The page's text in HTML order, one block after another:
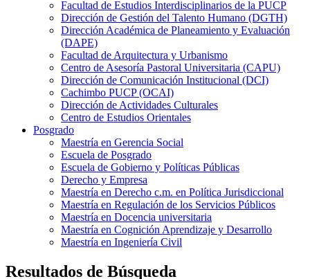
Facultad de Estudios Interdisciplinarios de la PUCP
Dirección de Gestión del Talento Humano (DGTH)
Dirección Académica de Planeamiento y Evaluación
(DAPE)
Facultad de Arquitectura y Urbanismo
Centro de Asesoría Pastoral Universitaria (CAPU)
Dirección de Comunicación Institucional (DCI)
Cachimbo PUCP (OCAI)
Dirección de Actividades Culturales
Centro de Estudios Orientales
Posgrado
Maestría en Gerencia Social
Escuela de Posgrado
Escuela de Gobierno y Políticas Públicas
Derecho y Empresa
Maestría en Derecho c.m. en Política Jurisdiccional
Maestría en Regulación de los Servicios Públicos
Maestría en Docencia universitaria
Maestría en Cognición Aprendizaje y Desarrollo
Maestría en Ingeniería Civil
Resultados de Búsqueda